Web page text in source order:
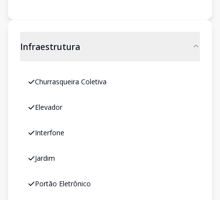
Infraestrutura
Churrasqueira Coletiva
Elevador
Interfone
Jardim
Portão Eletrônico